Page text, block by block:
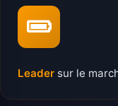
Leader sur le